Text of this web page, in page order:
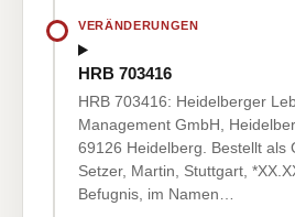
VERÄNDERUNGEN
HRB 703416
HRB 703416: Heidelberger
Management GmbH,
69126 Heidelberg. Bestellt als
Setzer, Martin, Stuttgart,
Befugnis, im Namen…